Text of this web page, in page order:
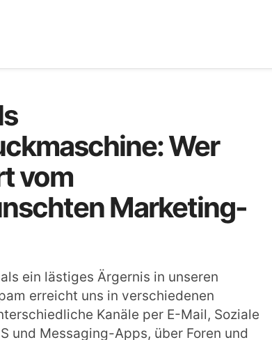
Wer
vom
Marketing-
ein lästiges Ärgernis in unseren
erreicht uns in verschiedenen
Kanäle per E-Mail, Soziale
und Messaging-Apps, über Foren und